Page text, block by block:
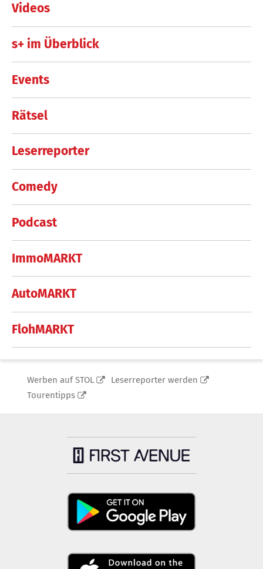
Videos
s+ im Überblick
Events
Rätsel
Leserreporter
Comedy
Podcast
ImmoMARKT
AutoMARKT
FlohMARKT
Werben auf STOL
Leserreporter werden
Tourentipps